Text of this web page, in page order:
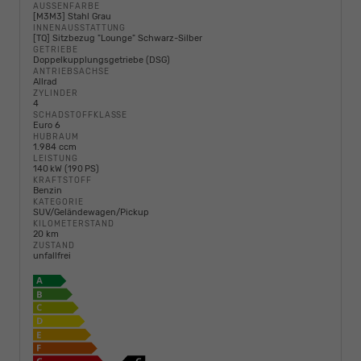
AUSSENFARBE
[M3M3] Stahl Grau
INNENAUSSTATTUNG
[TQ] Sitzbezug "Lounge" Schwarz-Silber
GETRIEBE
Doppelkupplungsgetriebe (DSG)
ANTRIEBSACHSE
Allrad
ZYLINDER
4
SCHADSTOFFKLASSE
Euro 6
HUBRAUM
1.984 ccm
LEISTUNG
140 kW (190 PS)
KRAFTSTOFF
Benzin
KATEGORIE
SUV/Geländewagen/Pickup
KILOMETERSTAND
20 km
ZUSTAND
unfallfrei